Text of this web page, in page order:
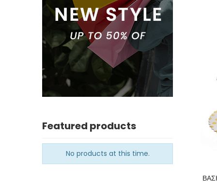
Featured products
No products at this time.